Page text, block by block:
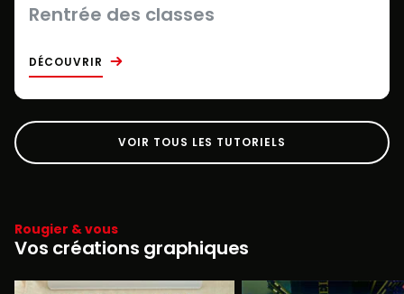
Rentrée des classes
DÉCOUVRIR
VOIR TOUS LES TUTORIELS
Rougier & vous
Vos créations graphiques